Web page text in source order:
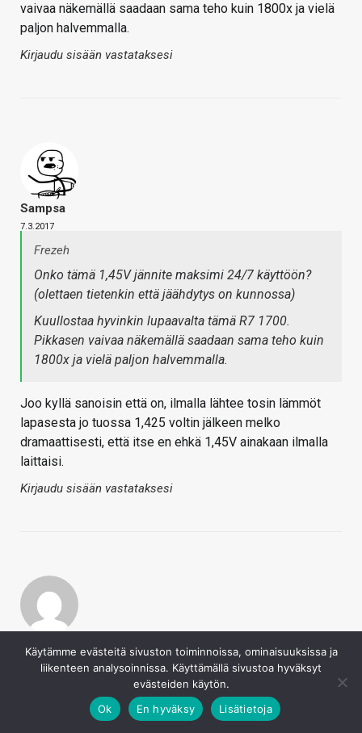
vaivaa näkemällä saadaan sama teho kuin 1800x ja vielä
paljon halvemmalla.
Kirjaudu sisään vastataksesi
Sampsa
7.3.2017
Frezeh
Onko tämä 1,45V jännite maksimi 24/7 käyttöön?
(olettaen tietenkin että jäähdytys on kunnossa)
Kuullostaa hyvinkin lupaavalta tämä R7 1700.
Pikkasen vaivaa näkemällä saadaan sama teho kuin
1800x ja vielä paljon halvemmalla.
Joo kyllä sanoisin että on, ilmalla lähtee tosin lämmöt
lapasesta jo tuossa 1,425 voltin jälkeen melko
dramaattisesti, että itse en ehkä 1,45V ainakaan ilmalla
laittaisi.
Kirjaudu sisään vastataksesi
7.3.2017
Joo kyllä sanoisin että on, ilmalla lähtee tosin
Käytämme evästeitä sivuston toiminnoissa, ominaisuuksissa ja
liikenteen analysoinnissa. Käyttämällä sivustoa hyväksyt
evästeiden käytön.
Ok
En hyväksy Lisätietoja